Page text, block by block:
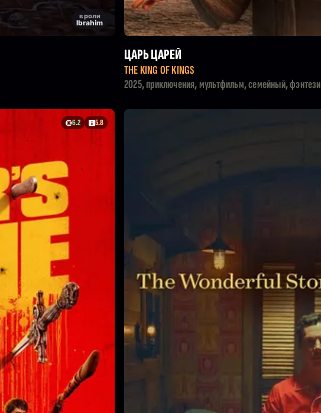
в роли
Ibrahim
ЦАРЬ ЦАРЕЙ
THE KING OF KINGS
2025, приключения, мультфильм, семейный, фэнтези
6.2 5.8